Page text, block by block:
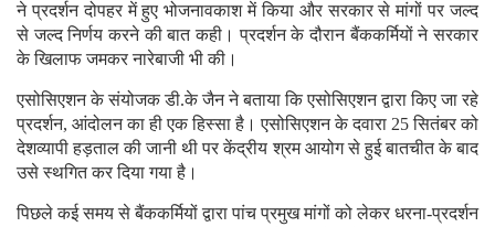
ने प्रदर्शन दोपहर में हुए भोजनावकाश में किया और सरकार से मांगों पर जल्द
से जल्द निर्णय करने की बात कही। प्रदर्शन के दौरान बैंककर्मियों ने सरकार
के खिलाफ जमकर नारेबाजी भी की।
एसोसिएशन के संयोजक डी.के जैन ने बताया कि एसोसिएशन द्वारा किए जा रहे
प्रदर्शन, आंदोलन का ही एक हिस्सा है। एसोसिएशन के दवारा 25 सितंबर को
देशव्यापी हड़ताल की जानी थी पर केंद्रीय श्रम आयोग से हुई बातचीत के बाद
उसे स्थगित कर दिया गया है।
पिछले कई समय से बैंककर्मियों द्वारा पांच प्रमुख मांगों को लेकर धरना-प्रदर्शन